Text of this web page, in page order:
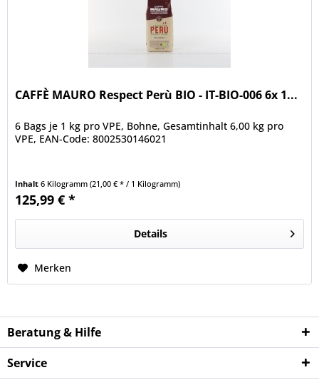
CAFFÈ MAURO Respect Perù BIO - IT-BIO-006 6x 1...
6 Bags je 1 kg pro VPE, Bohne, Gesamtinhalt 6,00 kg pro
VPE, EAN-Code: 8002530146021
Inhalt6 Kilogramm(21,00 € * / 1 Kilogramm)
125,99 € *
Details
Merken
Beratung & Hilfe
Service